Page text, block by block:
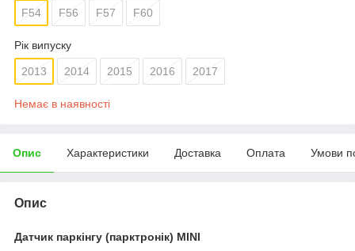
F54 F56 F57 F60
Рік випуску
2013 2014 2015 2016 2017
Немає в наявності
Опис Характеристики Доставка Оплата Умови
Опис
Датчик паркінгу (парктронік) MINI